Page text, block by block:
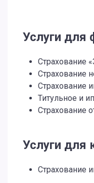
Услуги для
Страхование
Страхование
Страхование
Титульное и
Страхование
Услуги для
Страхование